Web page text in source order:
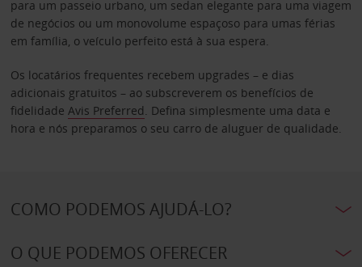
para um passeio urbano, um sedan elegante para uma viagem
de negócios ou um monovolume espaçoso para umas férias
em família, o veículo perfeito está à sua espera.
Os locatários frequentes recebem upgrades – e dias
adicionais gratuitos – ao subscreverem os benefícios de
fidelidade Avis Preferred. Defina simplesmente uma data e
hora e nós preparamos o seu carro de aluguer de qualidade.
COMO PODEMOS AJUDÁ-LO?
O QUE PODEMOS OFERECER